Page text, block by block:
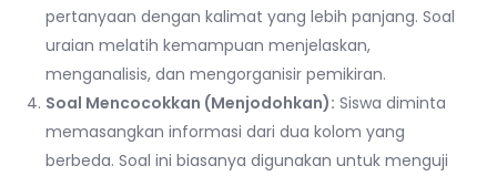
pertanyaan dengan kalimat yang lebih panjang. Soal
uraian melatih kemampuan menjelaskan,
menganalisis, dan mengorganisir pemikiran.
Soal Mencocokkan (Menjodohkan): Siswa diminta
memasangkan informasi dari dua kolom yang
berbeda. Soal ini biasanya digunakan untuk menguji